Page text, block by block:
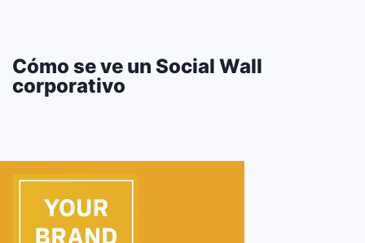
Cómo se ve un Social Wall
corporativo